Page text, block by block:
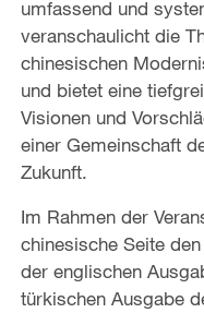
umfassend und
veranschaulicht die
chinesischen
und bietet eine
Visionen und
einer Gemeinschaft
Zukunft.
Im Rahmen der
chinesische Seite
der englischen
türkischen Ausgabe